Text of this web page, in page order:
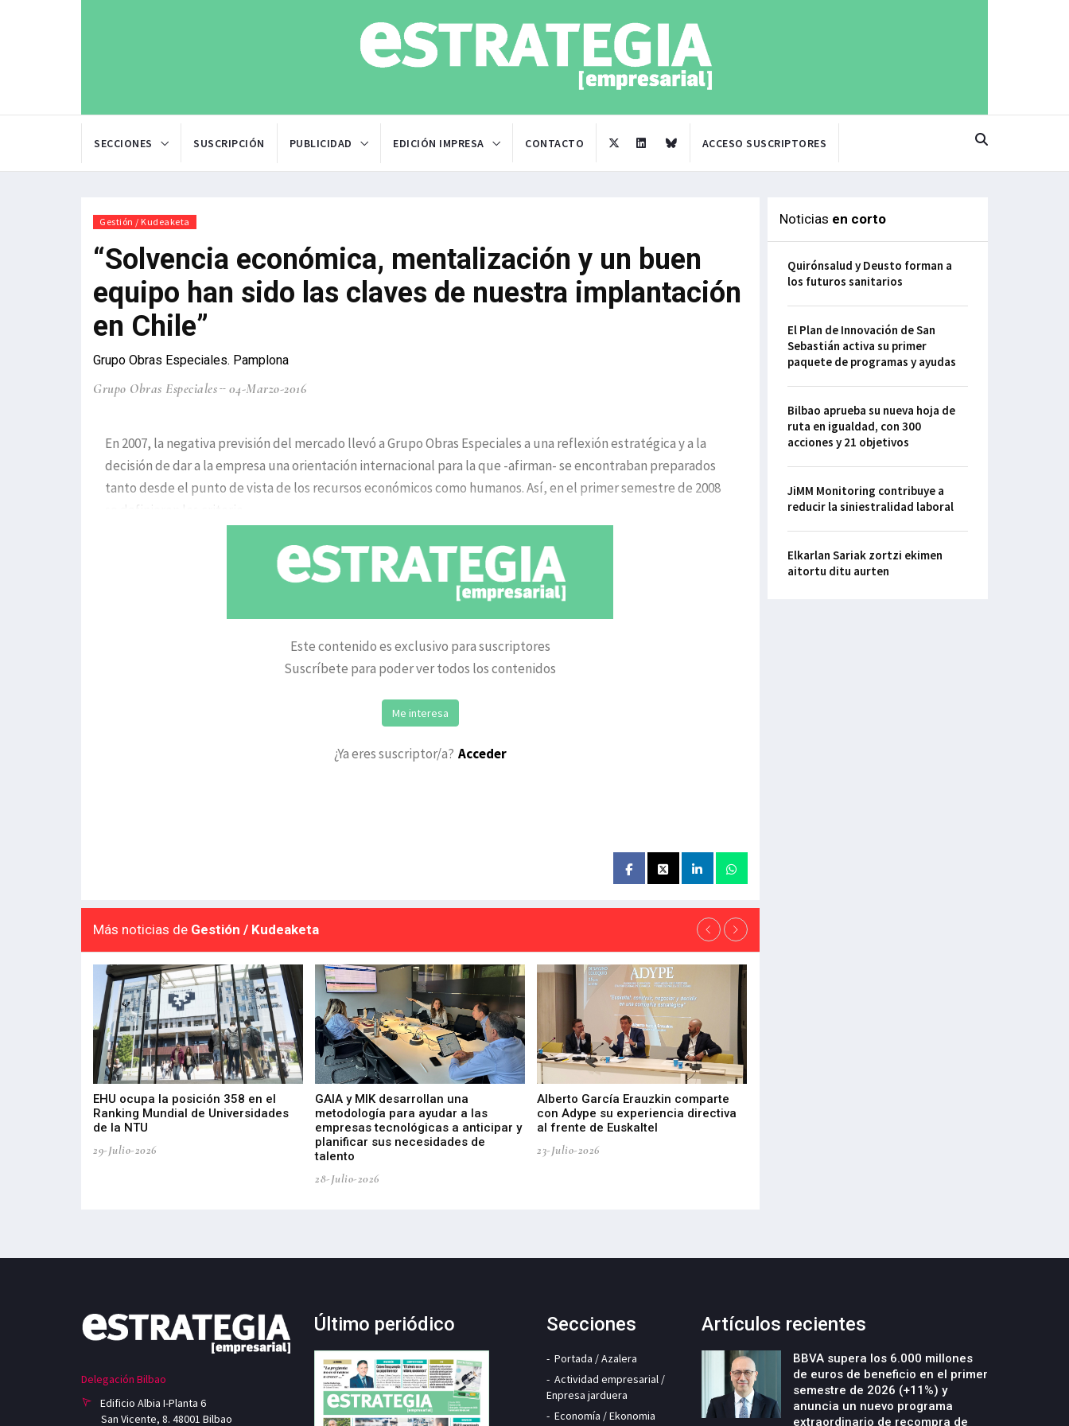
SECCIONES SUSCRIPCIÓN PUBLICIDAD EDICIÓN IMPRESA CONTACTO ACCESO SUSCRIPTORES
Gestión / Kudeaketa
“Solvencia económica, mentalización y un buen
equipo han sido las claves de nuestra implantación
en Chile”
Grupo Obras Especiales. Pamplona
Grupo Obras Especiales 04-Marzo-2016
En 2007, la negativa previsión del mercado llevó a Grupo Obras Especiales a una reflexión estratégica y a la
decisión de dar a la empresa una orientación internacional para la que -afirman- se encontraban preparados
tanto desde el punto de vista de los recursos económicos como humanos. Así, en el primer semestre de 2008
se definieron los criterio
Este contenido es exclusivo para suscriptores
Suscríbete para poder ver todos los contenidos
Me interesa
¿Ya eres suscriptor/a? Acceder
Más noticias de Gestión / Kudeaketa
EHU ocupa la posición 358 en el
Ranking Mundial de Universidades
de la NTU
29-Julio-2026
GAIA y MIK desarrollan una
metodología para ayudar a las
empresas tecnológicas a anticipar y
planificar sus necesidades de
talento
28-Julio-2026
Alberto García Erauzkin comparte
con Adype su experiencia directiva
al frente de Euskaltel
23-Julio-2026
Noticias en corto
Quirónsalud y Deusto forman a
los futuros sanitarios
El Plan de Innovación de San
Sebastián activa su primer
paquete de programas y ayudas
Bilbao aprueba su nueva hoja de
ruta en igualdad, con 300
acciones y 21 objetivos
JiMM Monitoring contribuye a
reducir la siniestralidad laboral
Elkarlan Sariak zortzi ekimen
aitortu ditu aurten
Delegación Bilbao
Edificio Albia I-Planta 6
San Vicente, 8. 48001 Bilbao
Último periódico Secciones
Portada / Azalera
Actividad empresarial /
Enpresa jarduera
Economía / Ekonomia
Artículos recientes
BBVA supera los 6.000 millones
de euros de beneficio en el primer
semestre de 2026 (+11%) y
anuncia un nuevo programa
extraordinario de recompra de